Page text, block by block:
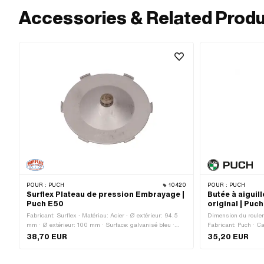
Accessories & Related
POUR : PUCH 10420
Surflex Plateau de pression Embrayage |
Puch E50
Fabricant: Surflex · Matériau: Acier · Ø extérieur: 94.5
mm · Ø extérieur: 100 mm · Surface: galvanisé bleu ·
Champ d'application: Original
38,70 EUR
POUR : PUCH
Butée à
original |
Dimension du
Fabricant: Puch ·
· Type de palier:
Largeur: 2 mm · Ø
35,20 EUR